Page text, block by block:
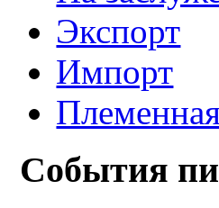
Экспорт
Импорт
События